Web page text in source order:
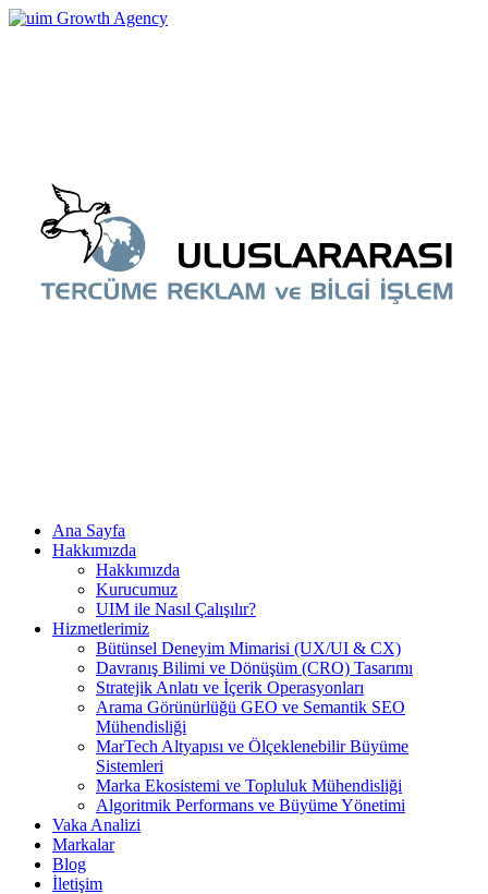
Ana Sayfa
Hakkımızda
Hakkımızda
Kurucumuz
UIM ile Nasıl Çalışılır?
Hizmetlerimiz
Bütünsel Deneyim Mimarisi (UX/UI & CX)
Davranış Bilimi ve Dönüşüm (CRO) Tasarımı
Stratejik Anlatı ve İçerik Operasyonları
Arama Görünürlüğü GEO ve Semantik SEO
Mühendisliği
MarTech Altyapısı ve Ölçeklenebilir Büyüme
Sistemleri
Marka Ekosistemi ve Topluluk Mühendisliği
Algoritmik Performans ve Büyüme Yönetimi
Vaka Analizi
Markalar
Blog
İletişim